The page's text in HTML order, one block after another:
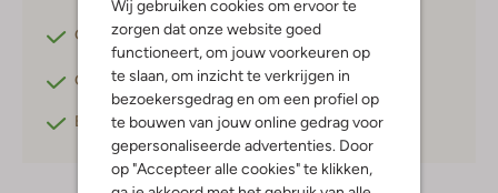
Wij gebruiken cookies om ervoor te
zorgen dat onze website goed
functioneert, om jouw voorkeuren op
te slaan, om inzicht te verkrijgen in
bezoekersgedrag en om een profiel op
te bouwen van jouw online gedrag voor
gepersonaliseerde advertenties. Door
op "Accepteer alle cookies" te klikken,
Gratis verzendingvanaf €75,-
Gratis retournerenbinnen 30 dagen*
Betaal achterafmet Klarna